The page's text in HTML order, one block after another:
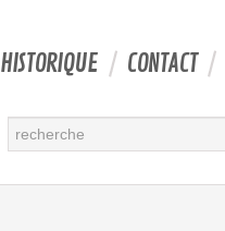
HISTORIQUE CONTACT